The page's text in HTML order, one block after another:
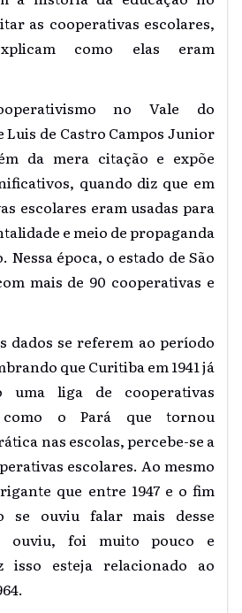
as cooperativas escolares,
como elas eram
no Vale do
Luis de Castro Campos Junior
da mera citação e expõe
quando diz que em
escolares eram usadas para
e meio de propaganda
época, o estado de São
mais de 90 cooperativas e
dados se referem ao período
que Curitiba em 1941 já
uma liga de cooperativas
como o Pará que tornou
nas escolas, percebe-se a
escolares. Ao mesmo
que entre 1947 e o fim
se ouviu falar mais desse
ouviu, foi muito pouco e
isso esteja relacionado ao